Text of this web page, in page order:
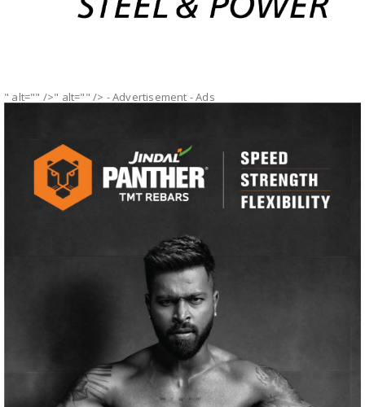
" alt="" />" alt="" /> - Advertisement -Ads